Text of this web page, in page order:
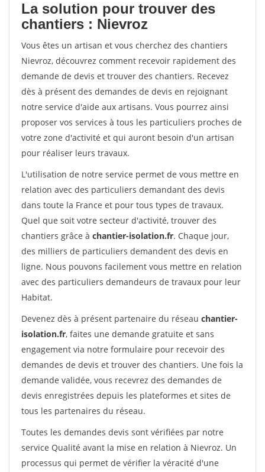
La solution pour trouver des
chantiers : Nievroz
Vous êtes un artisan et vous cherchez des chantiers
Nievroz, découvrez comment recevoir rapidement des
demande de devis et trouver des chantiers. Recevez
dès à présent des demandes de devis en rejoignant
notre service d'aide aux artisans. Vous pourrez ainsi
proposer vos services à tous les particuliers proches de
votre zone d'activité et qui auront besoin d'un artisan
pour réaliser leurs travaux.
L'utilisation de notre service permet de vous mettre en
relation avec des particuliers demandant des devis
dans toute la France et pour tous types de travaux.
Quel que soit votre secteur d'activité, trouver des
chantiers grâce à chantier-isolation.fr. Chaque jour,
des milliers de particuliers demandent des devis en
ligne. Nous pouvons facilement vous mettre en relation
avec des particuliers demandeurs de travaux pour leur
Habitat.
Devenez dès à présent partenaire du réseau chantier-
isolation.fr, faites une demande gratuite et sans
engagement via notre formulaire pour recevoir des
demandes de devis et trouver des chantiers. Une fois la
demande validée, vous recevrez des demandes de
devis enregistrées depuis les plateformes et sites de
tous les partenaires du réseau.
Toutes les demandes devis sont vérifiées par notre
service Qualité avant la mise en relation à Nievroz. Un
processus qui permet de vérifier la véracité d'une